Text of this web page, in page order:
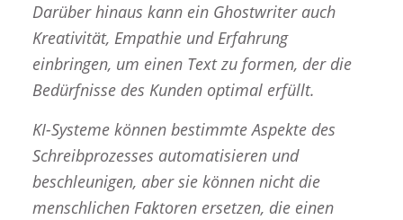
Darüber hinaus kann ein Ghostwriter auch
Kreativität, Empathie und Erfahrung
einbringen, um einen Text zu formen, der die
Bedürfnisse des Kunden optimal erfüllt.
KI-Systeme können bestimmte Aspekte des
Schreibprozesses automatisieren und
beschleunigen, aber sie können nicht die
menschlichen Faktoren ersetzen, die einen